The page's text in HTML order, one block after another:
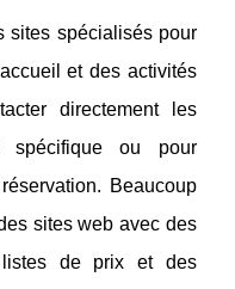
sites spécialisés pour
et des activités
directement les
spécifique ou pour
Beaucoup
sites web avec des
de prix et des